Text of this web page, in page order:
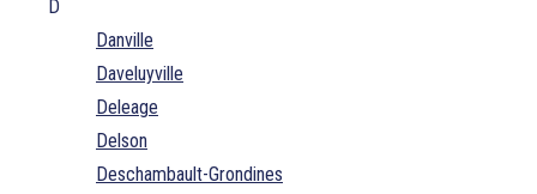
D
Danville
Daveluyville
Deleage
Delson
Deschambault-Grondines